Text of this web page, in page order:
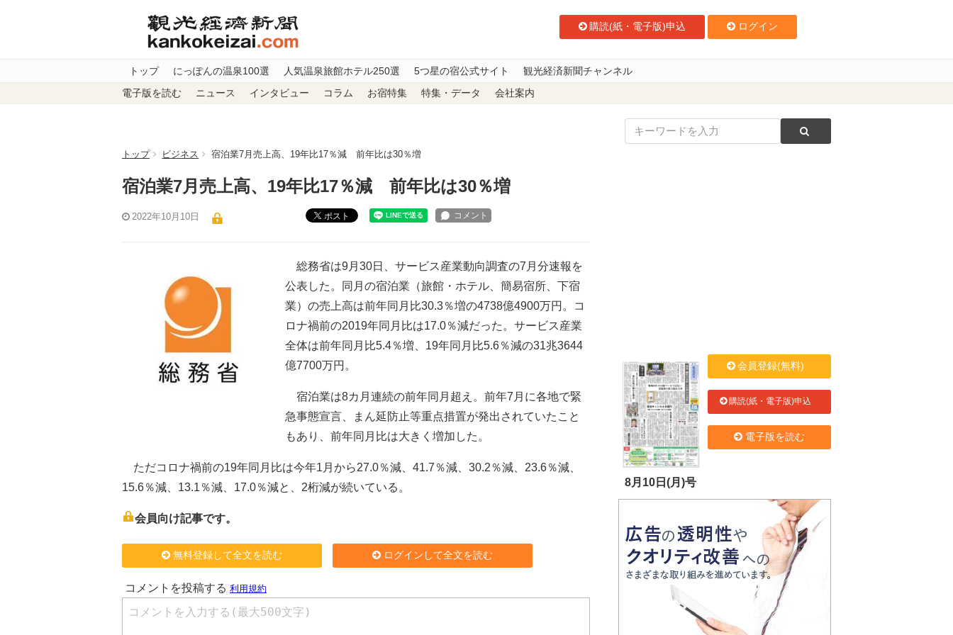
購読(紙・電子版)申込 ログイン
トップ にっぽんの温泉100選 人気温泉旅館ホテル250選 5つ星の宿公式サイト 観光経済新聞チャンネル
電子版を読む ニュース インタビュー コラム お宿特集 特集・データ 会社案内
トップ ビジネス 宿泊業7月売上高、19年比17％減 前年比は30％増
宿泊業7月売上高、19年比17％減 前年比は30％増
2022年10月10日 ポスト
総務省は9月30日、サービス産業動向調査の7月分速報を
公表した。同月の宿泊業（旅館・ホテル、簡易宿所、下宿
業）の売上高は前年同月比30.3％増の4738億4900万円。コ
ロナ禍前の2019年同月比は17.0％減だった。サービス産業
全体は前年同月比5.4％増、19年同月比5.6％減の31兆3644
億7700万円。
宿泊業は8カ月連続の前年同月超え。前年7月に各地で緊
急事態宣言、まん延防止等重点措置が発出されていたこと
もあり、前年同月比は大きく増加した。
ただコロナ禍前の19年同月比は今年1月から27.0％減、41.7％減、30.2％減、23.6％減、
15.6％減、13.1％減、17.0％減と、2桁減が続いている。
会員向け記事です。
無料登録して全文を読む ログインして全文を読む
8月10日(月)号
会員登録(無料)
購読(紙・電子版)申込
電子版を読む